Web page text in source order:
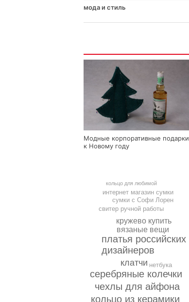
мода и стиль
Модные корпоративные подарки
к Новому году
чехлы для айфона
кольцо из керамики
серебряные колечки
платья российских
дизайнеров
клатчи
вязаные вещи
кружево купить
свитер ручной работы
сумки с Софи Лорен
интернет магазин сумки
нетбука
кольцо для любимой